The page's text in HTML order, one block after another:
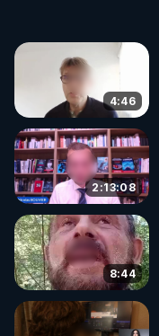
4:46
2:13:08
8:44